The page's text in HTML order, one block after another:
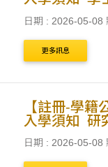
日期 : 2026-05-08
更多訊息
【註冊-學籍
入學須知_研
日期 : 2026-05-08